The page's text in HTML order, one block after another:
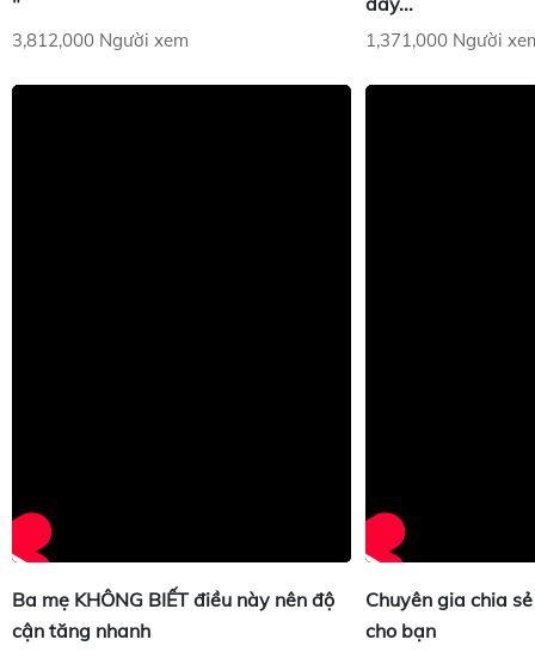
3,812,000 Người xem 1,371,000 Người
Ba mẹ KHÔNG BIẾT điều này nên độ
cận tăng nhanh
Chuyên gia chia
cho bạn